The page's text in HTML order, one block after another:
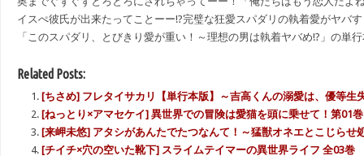
イスぺ彼氏が出来たってことーー!?完璧な狂愛スパダリの執着愛がヤバ
「このスパダリ、とびきり愛が重い！～理想の男は執着ヤバめ!?」の単
Related Posts:
[ちさめ] フレタイサカリ【単行本版】～吉高くんの溺愛は、優等生
[ねっとり×アマセケイ] 異世界での冒険は愛猫を頭に乗せて！第01巻
[来岬未悠] アタシがあんたでたつなんて！～猛獣オネエとこじらせ
[チイチ×穴の空いた靴下] スライムテイマーの異世界ライフ 全03巻